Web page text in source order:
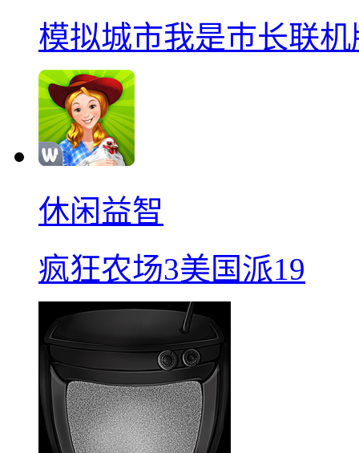
模拟城市我是巿长联机
休闲益智
疯狂农场3美国派19